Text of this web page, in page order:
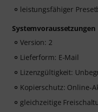
leistungsfähiger
Systemvoraussetzungen
Version: 2
Lieferform: E-Mail
Lizenzgültigkeit:
Kopierschutz: Online-
gleichzeitige